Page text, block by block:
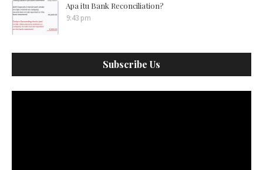
Apa itu Bank Reconciliation?
9:43 pm
Subscribe Us